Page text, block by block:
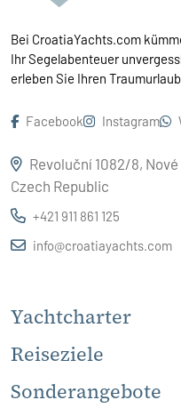
Bei CroatiaYachts.com
Ihr Segelabenteuer
erleben Sie Ihren
Facebook Instagram
Revoluční 1082/8, Nové
Czech Republic
+421 911 861 125
info@croatiayachts.com
Yachtcharter
Reiseziele
Sonderangebote